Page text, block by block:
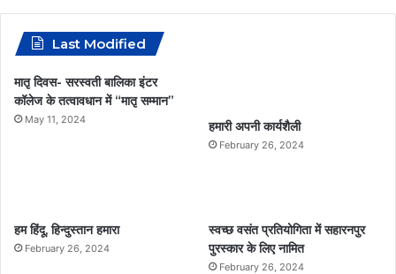
c
b
A
Last Modified
मातृ दिवस- सरस्वती बालिका इंटर
कॉलेज के तत्वावधान में “मातृ सम्मान”
May 11, 2024 हमारी अपनी कार्यशैली
February 26, 2024
हम हिंदू, हिन्दुस्तान हमारा
February 26, 2024
स्वच्छ वसंत प्रतियोगिता में सहारनपुर
पुरस्कार के लिए नामित
February 26, 2024